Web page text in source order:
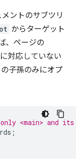
ントのサブツリ
からターゲット
、ページの
対応していない
子孫のみにオプ
<main> and its
;